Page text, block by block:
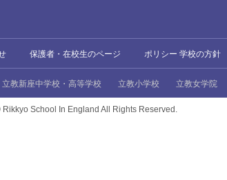
保護者・在校生のページ ポリシー 学校の方針
立教新座中学校・高等学校 立教小学校 立教女学院
Rikkyo School In England All Rights Reserved.